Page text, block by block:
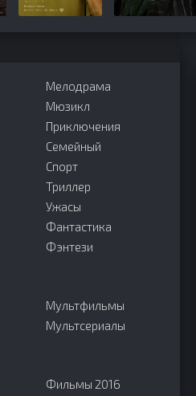
Мелодрама
Мюзикл
Приключения
Семейный
Cпорт
Триллер
Ужасы
Фантастика
Фэнтези
Мультфильмы
Мультсериалы
Фильмы 2016